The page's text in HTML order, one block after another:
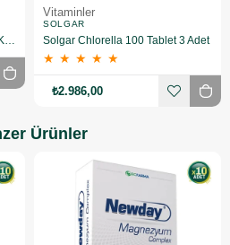
Solgar Beta Carotene 7 mg 60 Kapsül 3 Adet
Vitaminler
SOLGAR
Solgar Chlorella 100 Tablet 3 Adet
★ ★ ★ ★ ★
₺2.986,00
Ürünler